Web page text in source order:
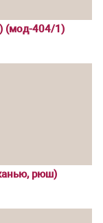
(мод-404/1)
рюш)